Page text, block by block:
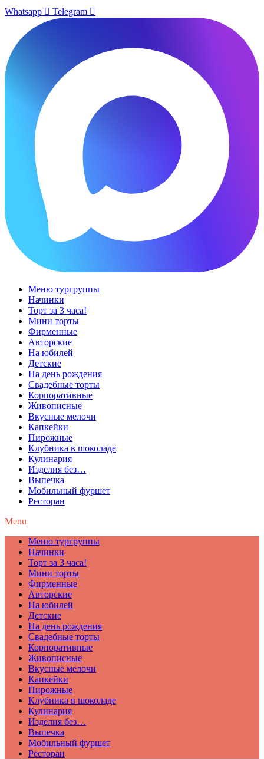
Whatsapp Telegram
Меню тургруппы
Начинки
Торт за 3 часа!
Мини торты
Фирменные
Авторские
На юбилей
Детские
На день рождения
Свадебные торты
Корпоративные
Живописные
Вкусные мелочи
Капкейки
Пирожные
Клубника в шоколаде
Кулинария
Изделия без…
Выпечка
Мобильный фуршет
Ресторан
Menu
Меню тургруппы
Начинки
Торт за 3 часа!
Мини торты
Фирменные
Авторские
На юбилей
Детские
На день рождения
Свадебные торты
Корпоративные
Живописные
Вкусные мелочи
Капкейки
Пирожные
Клубника в шоколаде
Кулинария
Изделия без…
Выпечка
Мобильный фуршет
Ресторан